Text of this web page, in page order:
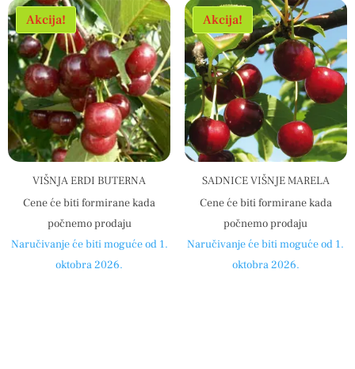
Akcija!
VIŠNJA ERDI BUTERNA
Cene će biti formirane kada
počnemo prodaju
Naručivanje će biti moguće od 1.
oktobra 2026.
Akcija!
SADNICE VIŠNJE MARELA
Cene će biti formirane kada
počnemo prodaju
Naručivanje će biti moguće od 1.
oktobra 2026.